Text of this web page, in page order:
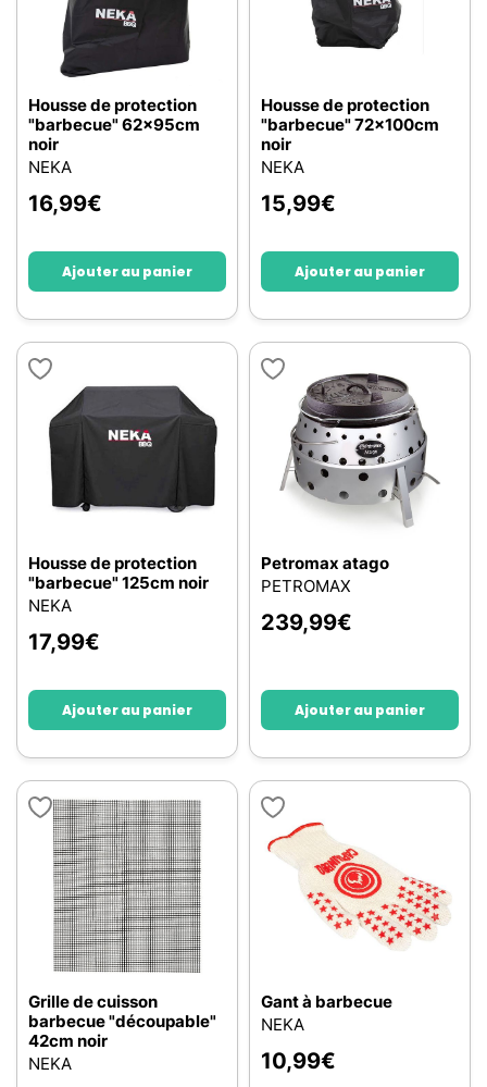
Housse de protection
"barbecue" 62x95cm
noir
NEKA
16,99€
Ajouter au panier
Housse de protection
"barbecue" 72x100cm
noir
NEKA
15,99€
Ajouter au panier
Housse de protection
"barbecue" 125cm noir
NEKA
17,99€
Ajouter au panier
Petromax atago
PETROMAX
239,99€
Ajouter au panier
Grille de cuisson
barbecue "découpable"
42cm noir
NEKA
Gant à barbecue
NEKA
10,99€